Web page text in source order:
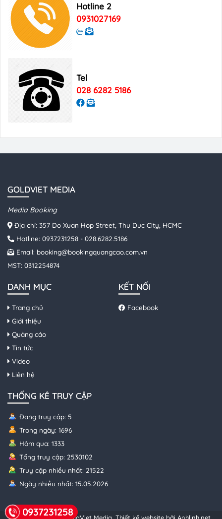
Bảng giá quảng cáo Good Morning
Vietnam
Hotline 2
0931027169
Tel
028 6282 5186
GOLDVIET MEDIA
Media Booking
Địa chỉ: 357 Do Xuan Hop Street, Thu Duc City, HCMC
Hotline: 0937231258 - 028.6282.5186
Email: booking@bookingquangcao.com.vn
MST: 0312254874
0937231258
DANH MỤC
Trang chủ
Giới thiệu
Quảng cáo
Tin tức
Video
Liên hệ
KẾT NỐI
Facebook
THỐNG KÊ TRUY CẬP
Đang truy cập: 5
Trong ngày: 1696
Hôm qua: 1333
Tổng truy cập: 2530102
Truy cập nhiều nhất: 21522
Ngày nhiều nhất: 15.05.2026
© Copyright 2026 GoldViet Media. Thiết kế website bởi Anhlinh.net